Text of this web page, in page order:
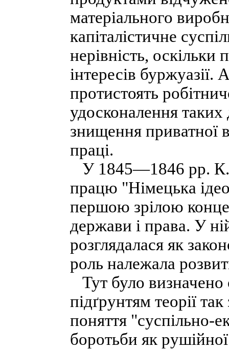
матеріального
капіталістичне
нерівність,
інтересів
протистоять
удосконалення
знищення приватної
праці.
У 1845—1846 pp. К.
працю "Німецька
першою зрілою
держави і права. У
розглядалася як
роль належала
Тут було визначено
підґрунтям теорії
поняття "суспільно-
боротьби як